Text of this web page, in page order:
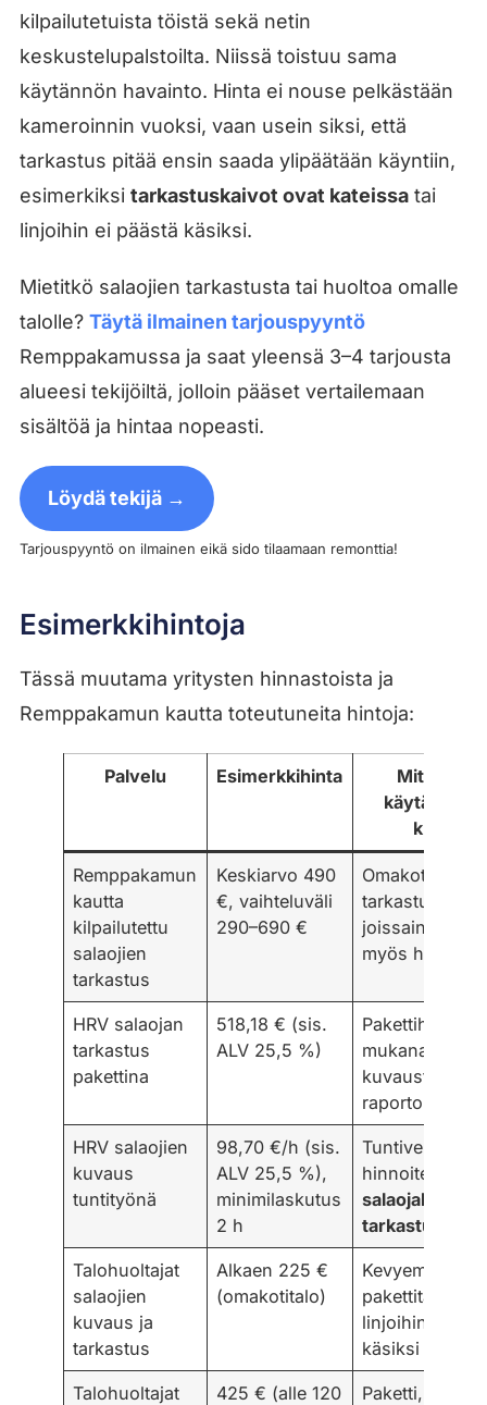
kilpailutetuista töistä sekä netin
keskustelupalstoilta. Niissä toistuu sama
käytännön havainto. Hinta ei nouse pelkästään
kameroinnin vuoksi, vaan usein siksi, että
tarkastus pitää ensin saada ylipäätään käyntiin,
esimerkiksi tarkastuskaivot ovat kateissatai
linjoihin ei päästä käsiksi.
Mietitkö salaojien tarkastusta tai huoltoa omalle
talolle? Täytä ilmainen tarjouspyyntö
Remppakamussa ja saat yleensä 3–4 tarjousta
alueesi tekijöiltä, jolloin pääset vertailemaan
sisältöä ja hintaa nopeasti.
Löydä tekijä →
Tarjouspyyntö on ilmainen eikä sido tilaamaan remonttia!
Esimerkkihintoja
Tässä muutama yritysten hinnastoista ja
Remppakamun kautta toteutuneita hintoja:
Palvelu Esimerkkihinta
Mitä hinta
kuvaa
Remppakamun
kautta
kilpailutettu
salaojien
tarkastus
Keskiarvo 490
€, vaihteluväli
290–690 €
Omakotitalojen
tarkastuksia ja
joissain
myös huoltoa
HRV salaojan
tarkastus
pakettina
518,18 € (sis.
ALV 25,5 %)
Pakettihinta,
mukana
kuvaustyö ja
raportointi
HRV salaojien
kuvaus
tuntityönä
98,70 €/h (sis.
ALV 25,5 %),
minimilaskutus
2 h
hinnoiteltu
tarkastus
Talohuoltajat
salaojien
kuvaus ja
tarkastus
Alkaen 225 €
(omakotitalo)
Kevyempi
pakettitaso,
linjoihin
käsiksi
Talohuoltajat 425 € (alle 120 Paketti, jossa